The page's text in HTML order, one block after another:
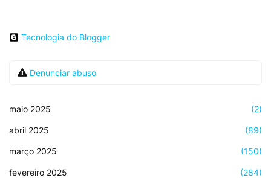
Tecnologia do Blogger
Denunciar abuso
maio 2025 (2)
abril 2025 (89)
março 2025 (150)
fevereiro 2025 (284)